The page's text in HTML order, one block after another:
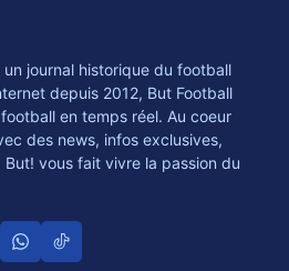
journal historique du football
depuis 2012, But Football
en temps réel. Au coeur
des news, infos exclusives,
vous fait vivre la passion du